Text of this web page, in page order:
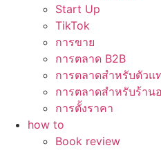
Start Up
TikTok
การขาย
การตลาด B2B
การตลาดสำหรับตัว
การตลาดสำหรับร้าน
การตั้งราคา
how to
Book review